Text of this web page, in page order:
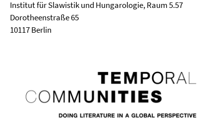
Institut für Slawistik und Hungarologie, Raum 5.57
Dorotheenstraße 65
10117 Berlin